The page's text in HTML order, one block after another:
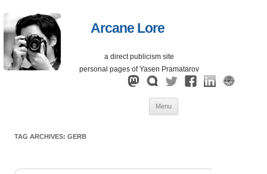
Arcane Lore
a direct publicism site
personal pages of Yasen Pramatarov
Menu
TAG ARCHIVES: GERB